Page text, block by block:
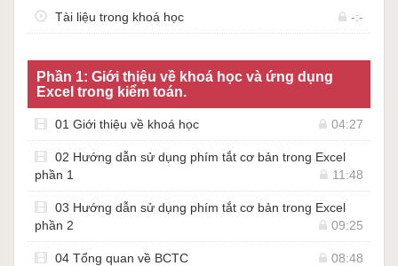
Tài liệu trong khoá học -:-
Phần 1: Giới thiệu về khoá học và ứng dụng
Excel trong kiểm toán.
01 Giới thiệu về khoá học 04:27
02 Hướng dẫn sử dụng phím tắt cơ bản trong Excel
phần 1
11:48
03 Hướng dẫn sử dụng phím tắt cơ bản trong Excel
phần 2
09:25
04 Tổng quan về BCTC 08:48